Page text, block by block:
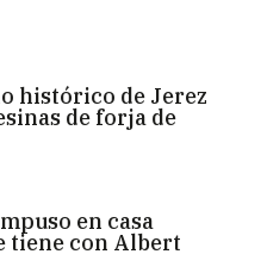
histórico de Jerez
de forja de
en casa
tiene con Albert